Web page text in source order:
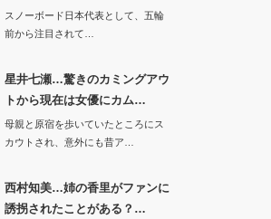
スノーボード日本代表として、五輪
前から注目されて…
星井七瀬…驚きのカミングアウ
トから現在は女優にカム…
母親と原宿を歩いていたところにス
カウトされ、意外にも昔ア…
西村知美…姉の香里がファンに
誘拐されたことがある？…